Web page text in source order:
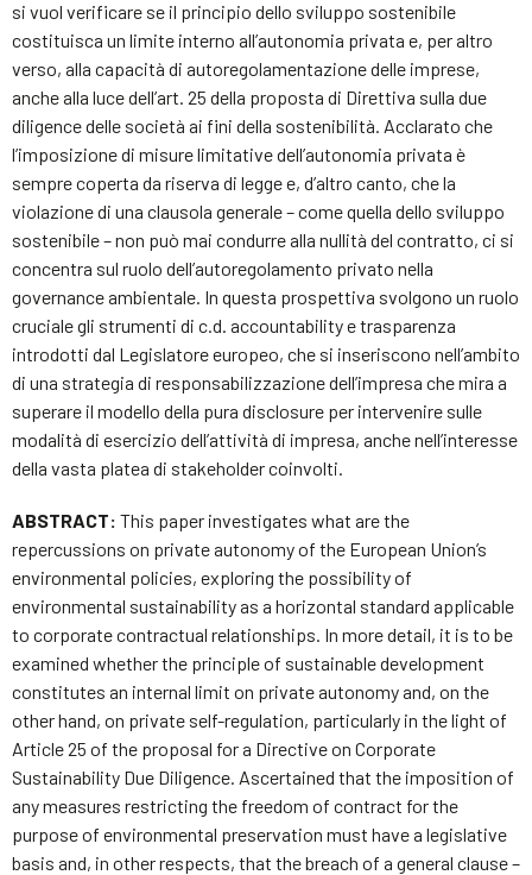
si vuol verificare se il principio dello sviluppo sostenibile
costituisca un limite interno all’autonomia privata e, per altro
verso, alla capacità di autoregolamentazione delle imprese,
anche alla luce dell’art. 25 della proposta di Direttiva sulla due
diligence delle società ai fini della sostenibilità. Acclarato che
l’imposizione di misure limitative dell’autonomia privata è
sempre coperta da riserva di legge e, d’altro canto, che la
violazione di una clausola generale – come quella dello sviluppo
sostenibile – non può mai condurre alla nullità del contratto, ci si
concentra sul ruolo dell’autoregolamento privato nella
governance ambientale. In questa prospettiva svolgono un ruolo
cruciale gli strumenti di c.d. accountability e trasparenza
introdotti dal Legislatore europeo, che si inseriscono nell’ambito
di una strategia di responsabilizzazione dell’impresa che mira a
superare il modello della pura disclosure per intervenire sulle
modalità di esercizio dell’attività di impresa, anche nell’interesse
della vasta platea di stakeholder coinvolti.
ABSTRACT: This paper investigates what are the
repercussions on private autonomy of the European Union’s
environmental policies, exploring the possibility of
environmental sustainability as a horizontal standard applicable
to corporate contractual relationships. In more detail, it is to be
examined whether the principle of sustainable development
constitutes an internal limit on private autonomy and, on the
other hand, on private self-regulation, particularly in the light of
Article 25 of the proposal for a Directive on Corporate
Sustainability Due Diligence. Ascertained that the imposition of
any measures restricting the freedom of contract for the
purpose of environmental preservation must have a legislative
basis and, in other respects, that the breach of a general clause –